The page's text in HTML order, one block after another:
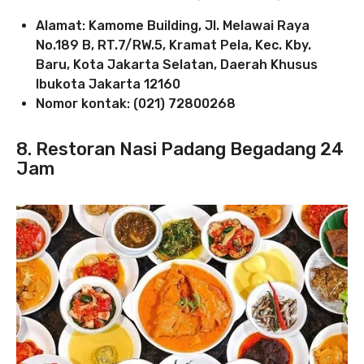
Alamat: Kamome Building, Jl. Melawai Raya
No.189 B, RT.7/RW.5, Kramat Pela, Kec. Kby.
Baru, Kota Jakarta Selatan, Daerah Khusus
Ibukota Jakarta 12160
Nomor kontak: (021) 72800268
8. Restoran Nasi Padang Begadang 24
Jam